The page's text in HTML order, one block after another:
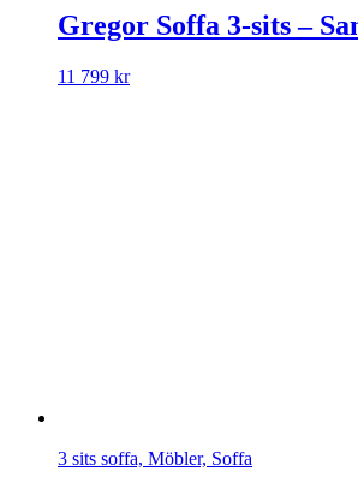
Gregor Soffa 3-sits –
11 799 kr
3 sits soffa, Möbler, Soffa